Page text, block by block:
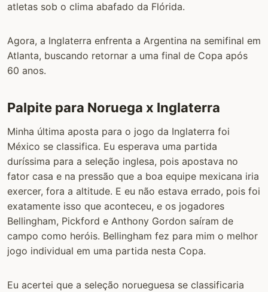
atletas sob o clima abafado da Flórida.
Agora, a Inglaterra enfrenta a Argentina na semifinal em
Atlanta, buscando retornar a uma final de Copa após
60 anos.
Palpite para Noruega x Inglaterra
Minha última aposta para o jogo da Inglaterra foi
México se classifica. Eu esperava uma partida
duríssima para a seleção inglesa, pois apostava no
fator casa e na pressão que a boa equipe mexicana iria
exercer, fora a altitude. E eu não estava errado, pois foi
exatamente isso que aconteceu, e os jogadores
Bellingham, Pickford e Anthony Gordon saíram de
campo como heróis. Bellingham fez para mim o melhor
jogo individual em uma partida nesta Copa.
Eu acertei que a seleção norueguesa se classificaria